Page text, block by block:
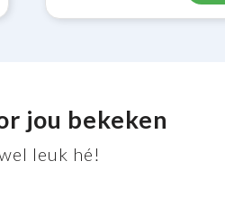
jou bekeken
leuk hé!